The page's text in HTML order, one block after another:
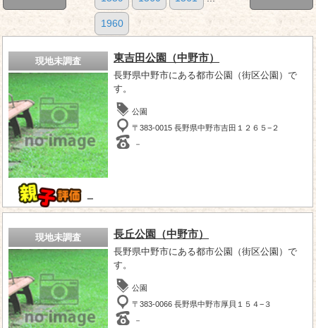
1960
現地未調査
－
東吉田公園（中野市）
長野県中野市にある都市公園（街区公園）で
す。
公園
〒383-0015 長野県中野市吉田１２６５−２
－
現地未調査 長丘公園（中野市）
長野県中野市にある都市公園（街区公園）で
す。
公園
〒383-0066 長野県中野市厚貝１５４−３
－